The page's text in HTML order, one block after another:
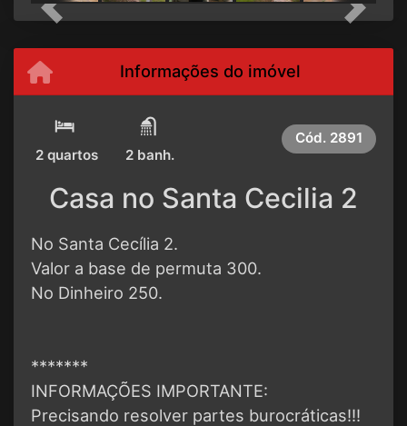
Previous Next
Informações do imóvel
2 quartos 2 banh.
Cód. 2891
Casa no Santa Cecilia 2
No Santa Cecília 2.
Valor a base de permuta 300.
No Dinheiro 250.
*******
INFORMAÇÕES IMPORTANTE:
Precisando resolver partes burocráticas!!!